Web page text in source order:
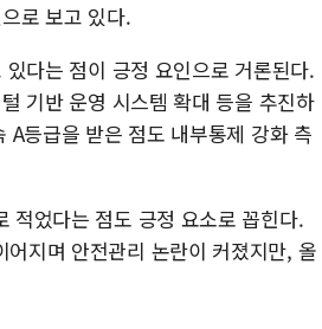
로 보고 있다.
다는 점이 긍정 요인으로 거론된다.
기반 운영 시스템 확대 등을 추진하
등급을 받은 점도 내부통제 강화 측
적었다는 점도 긍정 요소로 꼽힌다.
지며 안전관리 논란이 커졌지만, 올